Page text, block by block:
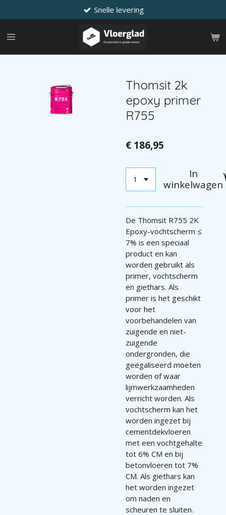
direct
naar
hoofdinhoud
Snelle levering
Thomsit 2k
epoxy primer
R755
€ 186,95
In
winkelwagen
De Thomsit R755 2K
Epoxy-vochtscherm ≤
7% is een speciaal
product en kan
worden gebruikt als
primer, vochtscherm
en giethars. Als
primer is het geschikt
voor het
voorbehandelen van
zuigende en niet-
zuigende
ondergronden, die
geëgaliseerd moeten
worden of waar
lijmwerkzaamheden
verricht worden. Als
vochtscherm kan het
worden ingezet bij
cementdekvloeren
met een vochtgehalte
tot 6% CM en bij
betonvloeren tot 7%
CM. Als giethars kan
het worden ingezet
om naden en
scheuren te sluiten.